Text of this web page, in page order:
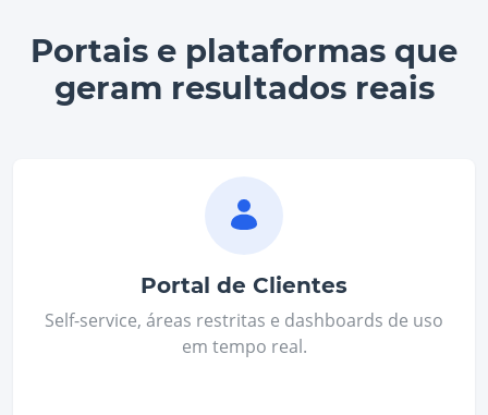
Portais e plataformas que
geram resultados reais
Portal de Clientes
Self‑service, áreas restritas e dashboards de uso
em tempo real.